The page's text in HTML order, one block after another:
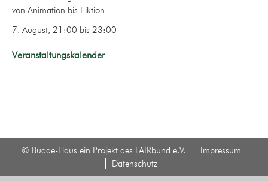
von Animation bis Fiktion
7. August, 21:00 bis 23:00
Veranstaltungskalender
© Budde-Haus ein Projekt des FAIRbund e.V.
Impressum
Datenschutz